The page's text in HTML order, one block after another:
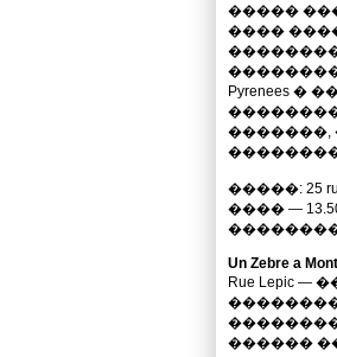
�����
����
Pyrenees
�������,
�����: 25
���� —
��������
Un Zebre a
Rue Lepic
������